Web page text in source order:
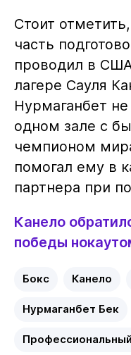
Стоит
часть
проводил в
лагере Сауля
Нурмаганбет
одном зале с
чемпионом
помогал ему в
партнера при
Канело
победы
Бокс Канело
Нурмаганбет Бек